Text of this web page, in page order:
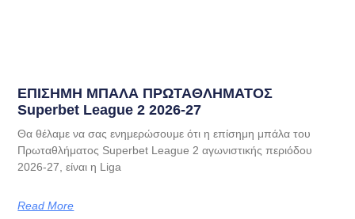
EΠΙΣΗΜΗ ΜΠΑΛΑ ΠΡΩΤΑΘΛΗΜΑΤΟΣ
Superbet League 2 2026-27
Θα θέλαμε να σας ενημερώσουμε ότι η επίσημη μπάλα του
Πρωταθλήματος Superbet League 2 αγωνιστικής περιόδου
2026-27, είναι η Liga
Read More